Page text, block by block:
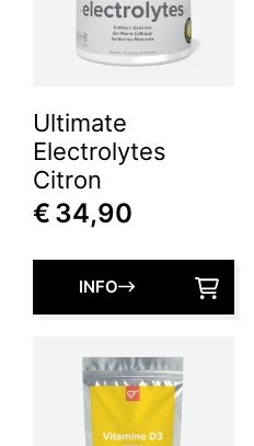
Ultimate
Electrolytes
Citron
€ 34,90
INFO